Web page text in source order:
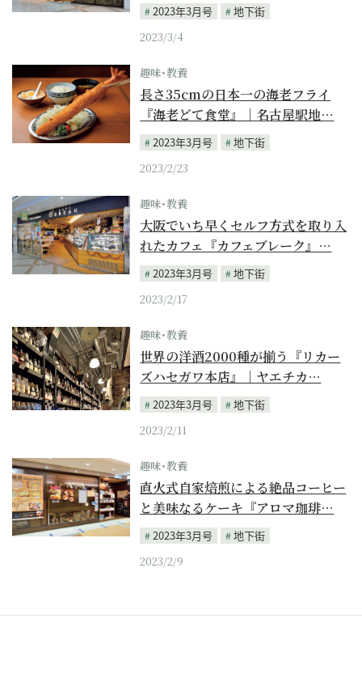
2023年3月号
地下街
2023/3/4
趣味･教養
長さ35cmの日本一の海老フライ
『海老どて食堂』｜名古屋駅地…
2023年3月号
地下街
2023/2/23
趣味･教養
大阪でいち早くセルフ方式を取り入
れたカフェ『カフェブレーク』…
2023年3月号
地下街
2023/2/17
趣味･教養
世界の洋酒2000種が揃う『リカー
ズハセガワ本店』｜ヤエチカ…
2023年3月号
地下街
2023/2/11
趣味･教養
直火式自家焙煎による絶品コーヒー
と美味なるケーキ『アロマ珈琲…
2023年3月号
地下街
2023/2/9